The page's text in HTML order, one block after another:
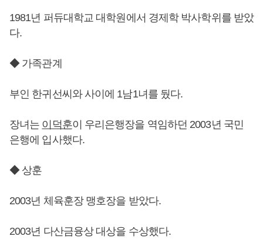
1981년 퍼듀대학교 대학원에서 경제학 박사학위를 받았
다.
◆ 가족관계
부인 한귀선씨와 사이에 1남1녀를 뒀다.
장녀는 이덕훈이 우리은행장을 역임하던 2003년 국민
은행에 입사했다.
◆ 상훈
2003년 체육훈장 맹호장을 받았다.
2003년 다산금융상 대상을 수상했다.